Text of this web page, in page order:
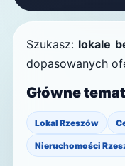
Szukasz: lokale
dopasowanych
Główne
Lokal Rzeszów
Nieruchomości